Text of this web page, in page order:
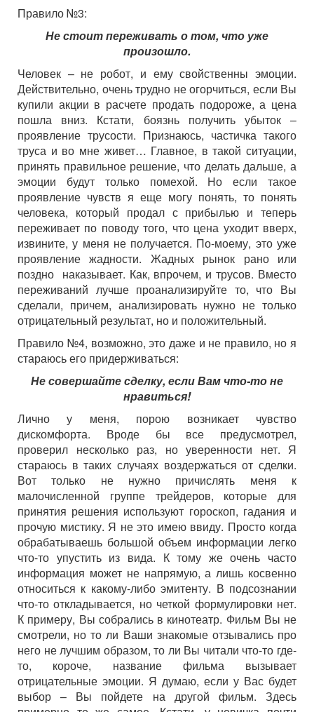
Правило №3:
Не стоит переживать о том, что уже
произошло.
Человек – не робот, и ему свойственны эмоции.
Действительно, очень трудно не огорчиться, если Вы
купили акции в расчете продать подороже, а цена
пошла вниз. Кстати, боязнь получить убыток –
проявление трусости. Признаюсь, частичка такого
труса и во мне живет… Главное, в такой ситуации,
принять правильное решение, что делать дальше, а
эмоции будут только помехой. Но если такое
проявление чувств я еще могу понять, то понять
человека, который продал с прибылью и теперь
переживает по поводу того, что цена уходит вверх,
извините, у меня не получается. По-моему, это уже
проявление жадности. Жадных рынок рано или
поздно наказывает. Как, впрочем, и трусов. Вместо
переживаний лучше проанализируйте то, что Вы
сделали, причем, анализировать нужно не только
отрицательный результат, но и положительный.
Правило №4, возможно, это даже и не правило, но я
стараюсь его придерживаться:
Не совершайте сделку, если Вам что-то не
нравиться!
Лично у меня, порою возникает чувство
дискомфорта. Вроде бы все предусмотрел,
проверил несколько раз, но уверенности нет. Я
стараюсь в таких случаях воздержаться от сделки.
Вот только не нужно причислять меня к
малочисленной группе трейдеров, которые для
принятия решения используют гороскоп, гадания и
прочую мистику. Я не это имею ввиду. Просто когда
обрабатываешь большой объем информации легко
что-то упустить из вида. К тому же очень часто
информация может не напрямую, а лишь косвенно
относиться к какому-либо эмитенту. В подсознании
что-то откладывается, но четкой формулировки нет.
К примеру, Вы собрались в кинотеатр. Фильм Вы не
смотрели, но то ли Ваши знакомые отзывались про
него не лучшим образом, то ли Вы читали что-то где-
то, короче, название фильма вызывает
отрицательные эмоции. Я думаю, если у Вас будет
выбор – Вы пойдете на другой фильм. Здесь